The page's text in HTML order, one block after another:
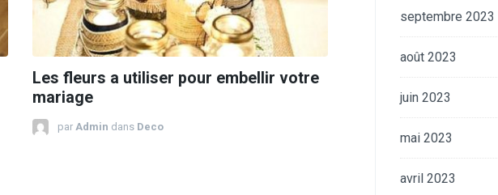
Les fleurs a utiliser pour embellir votre
mariage
par Admin dans Deco
septembre 2023
août 2023
juin 2023
mai 2023
avril 2023